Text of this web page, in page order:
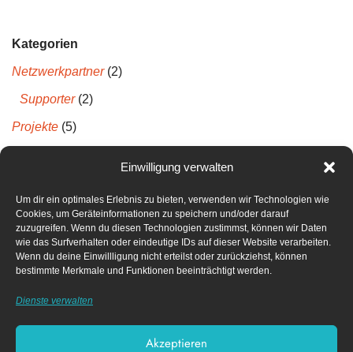
Einwilligung verwalten
Um dir ein optimales Erlebnis zu bieten, verwenden wir Technologien wie
Cookies, um Geräteinformationen zu speichern und/oder darauf
zuzugreifen. Wenn du diesen Technologien zustimmst, können wir Daten
wie das Surfverhalten oder eindeutige IDs auf dieser Website verarbeiten.
Wenn du deine Einwillligung nicht erteilst oder zurückziehst, können
bestimmte Merkmale und Funktionen beeinträchtigt werden.
Dienste verwalten
Akzeptieren
Kategorien
Netzwerkpartner(2)
Supporter(2)
Projekte (5)
Neueste Kommentare
Archiv